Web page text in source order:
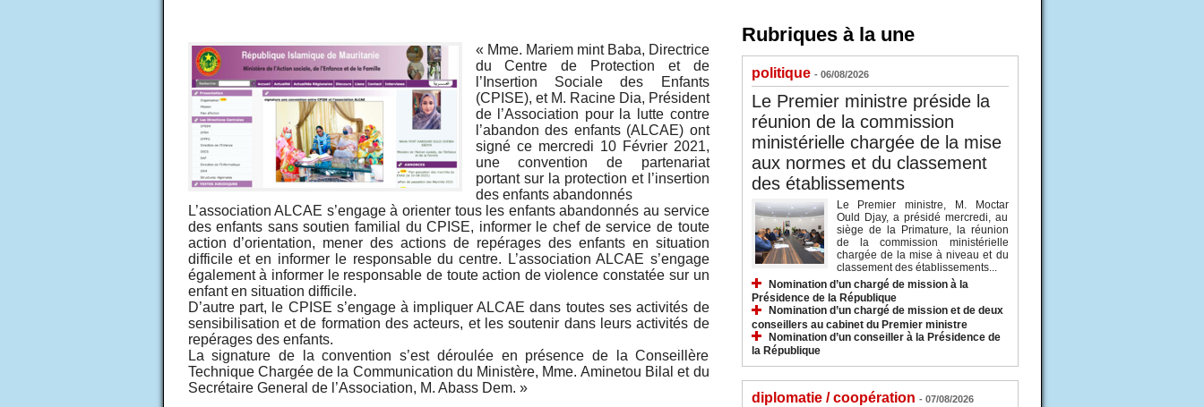
« Mme. Mariem mint Baba, Directrice
du Centre de Protection et de
l’Insertion Sociale des Enfants
(CPISE), et M. Racine Dia, Président
de l’Association pour la lutte contre
l’abandon des enfants (ALCAE) ont
signé ce mercredi 10 Février 2021,
une convention de partenariat
portant sur la protection et l’insertion
des enfants abandonnés
L’association ALCAE s’engage à orienter tous les enfants abandonnés au service
des enfants sans soutien familial du CPISE, informer le chef de service de toute
action d’orientation, mener des actions de repérages des enfants en situation
difficile et en informer le responsable du centre. L’association ALCAE s’engage
également à informer le responsable de toute action de violence constatée sur un
enfant en situation difficile.
D’autre part, le CPISE s’engage à impliquer ALCAE dans toutes ses activités de
sensibilisation et de formation des acteurs, et les soutenir dans leurs activités de
repérages des enfants.
La signature de la convention s’est déroulée en présence de la Conseillère
Technique Chargée de la Communication du Ministère, Mme. Aminetou Bilal et du
Secrétaire General de l’Association, M. Abass Dem. »
Rubriques à la une
politique - 06/08/2026
Le Premier ministre préside la
réunion de la commission
ministérielle chargée de la mise
aux normes et du classement
des établissements
Le Premier ministre, M. Moctar
Ould Djay, a présidé mercredi, au
siège de la Primature, la réunion
de la commission ministérielle
chargée de la mise à niveau et du
classement des établissements...
Nomination d’un chargé de mission à la
Présidence de la République
Nomination d’un chargé de mission et de deux
conseillers au cabinet du Premier ministre
Nomination d’un conseiller à la Présidence de
la République
diplomatie / coopération - 07/08/2026